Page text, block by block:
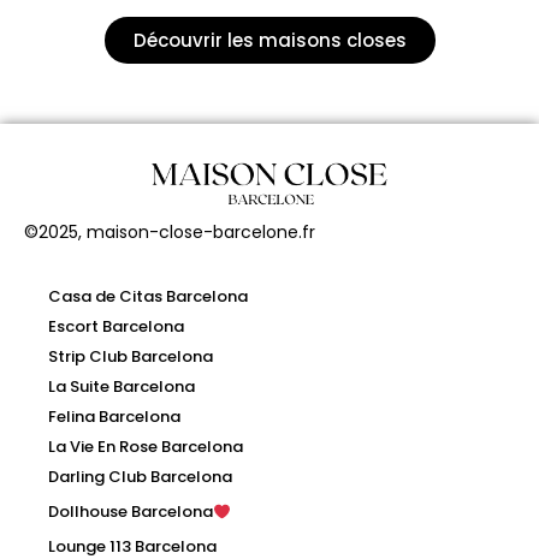
Découvrir les maisons closes
©2025, maison-close-barcelone.fr
Casa de Citas Barcelona
Escort Barcelona
Strip Club Barcelona
La Suite Barcelona
Felina Barcelona
La Vie En Rose Barcelona
Darling Club Barcelona
Dollhouse Barcelona
Lounge 113 Barcelona